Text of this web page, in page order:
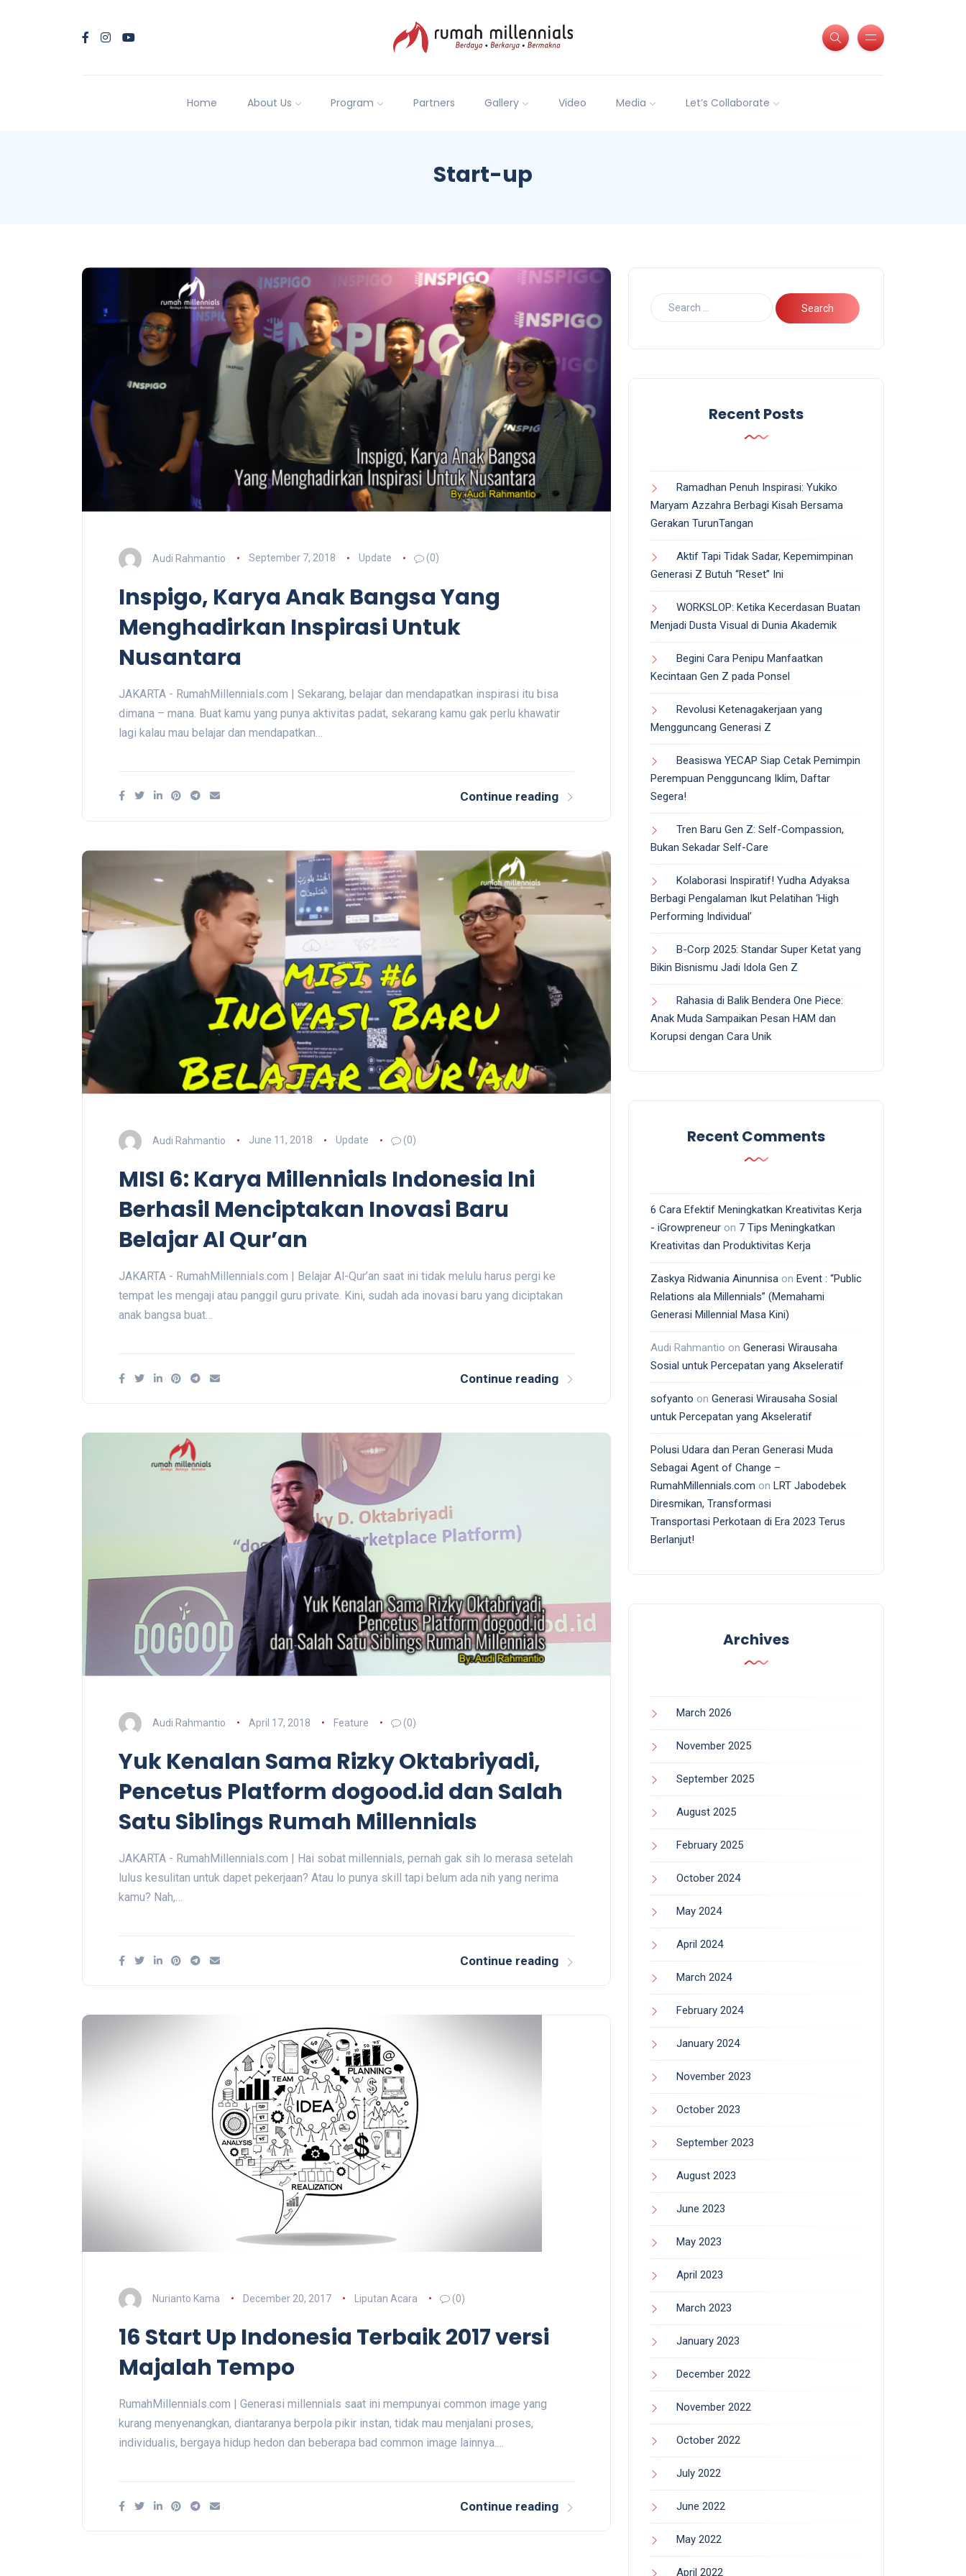
Home About Us Program Partners Gallery Video Media Let’s Collaborate
Start-up
Audi Rahmantio September 7, 2018 Update (0)
Inspigo, Karya Anak Bangsa Yang
Menghadirkan Inspirasi Untuk
Nusantara
JAKARTA - RumahMillennials.com | Sekarang, belajar dan mendapatkan inspirasi itu bisa
dimana – mana. Buat kamu yang punya aktivitas padat, sekarang kamu gak perlu khawatir
lagi kalau mau belajar dan mendapatkan…
Continue reading
Audi Rahmantio June 11, 2018 Update (0)
MISI 6: Karya Millennials Indonesia Ini
Berhasil Menciptakan Inovasi Baru
Belajar Al Qur’an
JAKARTA - RumahMillennials.com | Belajar Al-Qur’an saat ini tidak melulu harus pergi ke
tempat les mengaji atau panggil guru private. Kini, sudah ada inovasi baru yang diciptakan
anak bangsa buat…
Continue reading
Audi Rahmantio April 17, 2018 Feature (0)
Yuk Kenalan Sama Rizky Oktabriyadi,
Pencetus Platform dogood.id dan Salah
Satu Siblings Rumah Millennials
JAKARTA - RumahMillennials.com | Hai sobat millennials, pernah gak sih lo merasa setelah
lulus kesulitan untuk dapet pekerjaan? Atau lo punya skill tapi belum ada nih yang nerima
kamu? Nah,…
Continue reading
Nurianto Kama December 20, 2017 Liputan Acara (0)
16 Start Up Indonesia Terbaik 2017 versi
Majalah Tempo
RumahMillennials.com | Generasi millennials saat ini mempunyai common image yang
kurang menyenangkan, diantaranya berpola pikir instan, tidak mau menjalani proses,
individualis, bergaya hidup hedon dan beberapa bad common image lainnya.…
Continue reading
Recent Posts
Ramadhan Penuh Inspirasi: Yukiko
Maryam Azzahra Berbagi Kisah Bersama
Gerakan TurunTangan
Aktif Tapi Tidak Sadar, Kepemimpinan
Generasi Z Butuh “Reset” Ini
WORKSLOP: Ketika Kecerdasan Buatan
Menjadi Dusta Visual di Dunia Akademik
Begini Cara Penipu Manfaatkan
Kecintaan Gen Z pada Ponsel
Revolusi Ketenagakerjaan yang
Mengguncang Generasi Z
Beasiswa YECAP Siap Cetak Pemimpin
Perempuan Pengguncang Iklim, Daftar
Segera!
Tren Baru Gen Z: Self-Compassion,
Bukan Sekadar Self-Care
Kolaborasi Inspiratif! Yudha Adyaksa
Berbagi Pengalaman Ikut Pelatihan ‘High
Performing Individual’
B-Corp 2025: Standar Super Ketat yang
Bikin Bisnismu Jadi Idola Gen Z
Rahasia di Balik Bendera One Piece:
Anak Muda Sampaikan Pesan HAM dan
Korupsi dengan Cara Unik
Recent Comments
6 Cara Efektif Meningkatkan Kreativitas Kerja
- iGrowpreneur on 7 Tips Meningkatkan
Kreativitas dan Produktivitas Kerja
Zaskya Ridwania Ainunnisa on Event : “Public
Relations ala Millennials” (Memahami
Generasi Millennial Masa Kini)
Audi Rahmantio on Generasi Wirausaha
Sosial untuk Percepatan yang Akseleratif
sofyanto on Generasi Wirausaha Sosial
untuk Percepatan yang Akseleratif
Polusi Udara dan Peran Generasi Muda
Sebagai Agent of Change –
RumahMillennials.com on LRT Jabodebek
Diresmikan, Transformasi
Transportasi Perkotaan di Era 2023 Terus
Berlanjut!
Archives
March 2026
November 2025
September 2025
August 2025
February 2025
October 2024
May 2024
April 2024
March 2024
February 2024
January 2024
November 2023
October 2023
September 2023
August 2023
June 2023
May 2023
April 2023
March 2023
January 2023
December 2022
November 2022
October 2022
July 2022
June 2022
May 2022
April 2022